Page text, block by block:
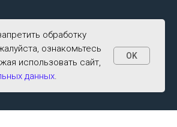
обработку
ознакомьтесь
использовать сайт,
данных.
OK